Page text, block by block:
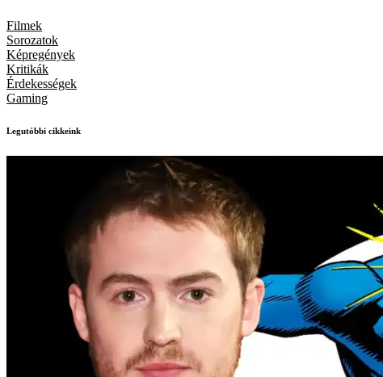
Filmek
Sorozatok
Képregények
Kritikák
Érdekességek
Gaming
Legutóbbi cikkeink